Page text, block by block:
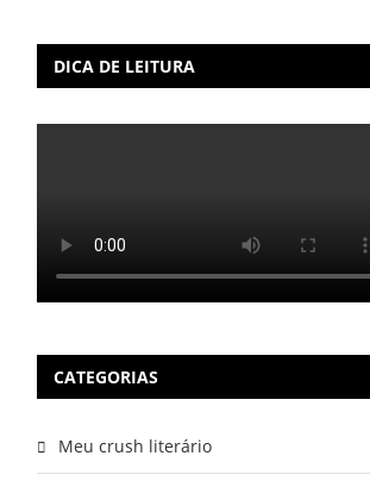
DICA DE LEITURA
CATEGORIAS
Meu crush literário